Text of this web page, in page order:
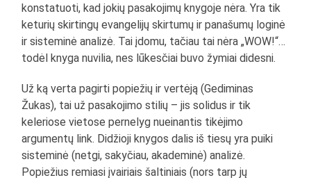
konstatuoti, kad jokių pasakojimų knygoje nėra. Yra tik
keturių skirtingų evangelijų skirtumų ir panašumų loginė
ir sisteminė analizė. Tai įdomu, tačiau tai nėra „WOW!“…
todėl knyga nuvilia, nes lūkesčiai buvo žymiai didesni.
Už ką verta pagirti popiežių ir vertėją (Gediminas
Žukas), tai už pasakojimo stilių – jis solidus ir tik
keleriose vietose pernelyg nueinantis tikėjimo
argumentų link. Didžioji knygos dalis iš tiesų yra puiki
sisteminė (netgi, sakyčiau, akademinė) analizė.
Popiežius remiasi įvairiais šaltiniais (nors tarp jų